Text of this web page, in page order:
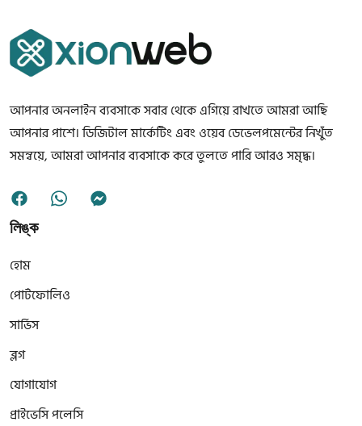
আপনার অনলাইন ব্যবসাকে সবার থেকে এগিয়ে রাখতে আমরা আছি
আপনার পাশে। ডিজিটাল মার্কেটিং এবং ওয়েব ডেভেলপমেন্টের নিখুঁত
সমন্বয়ে, আমরা আপনার ব্যবসাকে করে তুলতে পারি আরও সমৃদ্ধ।
লিঙ্ক
হোম
পোর্টফোলিও
সার্ভিস
ব্লগ
যোগাযোগ
প্রাইভেসি পলেসি